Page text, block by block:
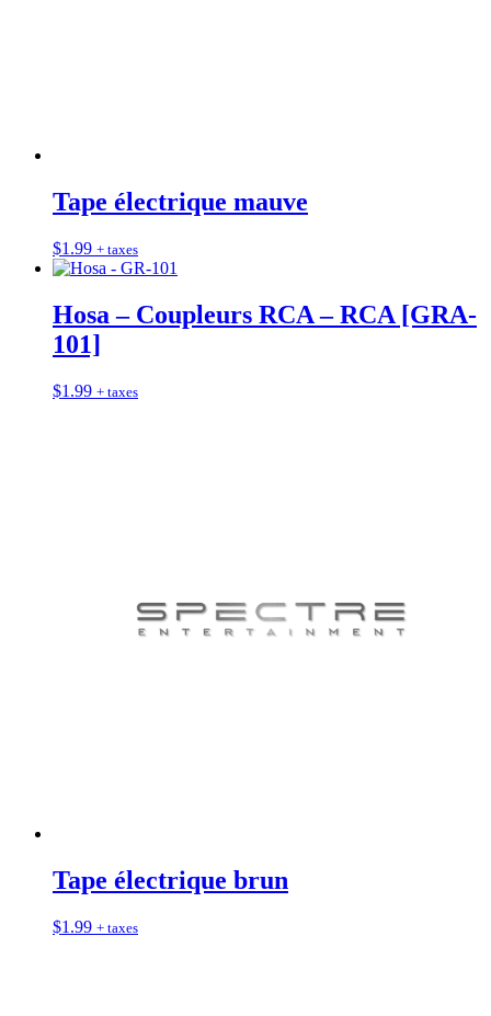
Tape électrique mauve
$1.99 + taxes
Hosa – Coupleurs RCA – RCA [GRA-
101]
$1.99 + taxes
Tape électrique brun
$1.99 + taxes